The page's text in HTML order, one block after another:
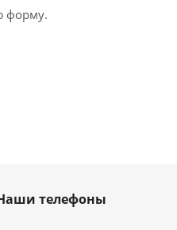
форму.
телефоны